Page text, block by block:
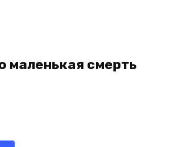
маленькая смерть